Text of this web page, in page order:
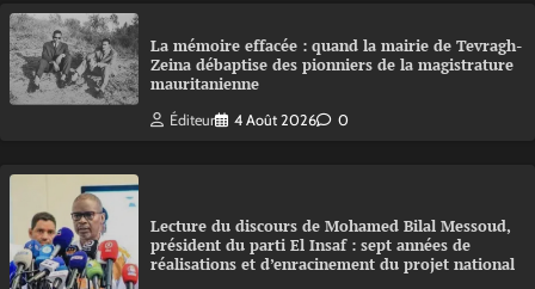
La mémoire effacée : quand la mairie de Tevragh-
Zeina débaptise des pionniers de la magistrature
mauritanienne
Éditeur 4 Août 2026 0
Lecture du discours de Mohamed Bilal Messoud,
président du parti El Insaf : sept années de
réalisations et d’enracinement du projet national